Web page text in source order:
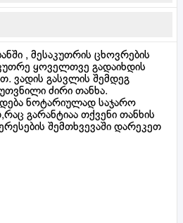
, მესაკუთრის ცხოვრების
ყოველთვე გადაიხდის
ვადის გასვლის შემდეგ
ძირი თანხა.
ნოტარიულად საჯარო
გარანტიაა თქვენი თანხის
შემთხვევაში დარეკეთ